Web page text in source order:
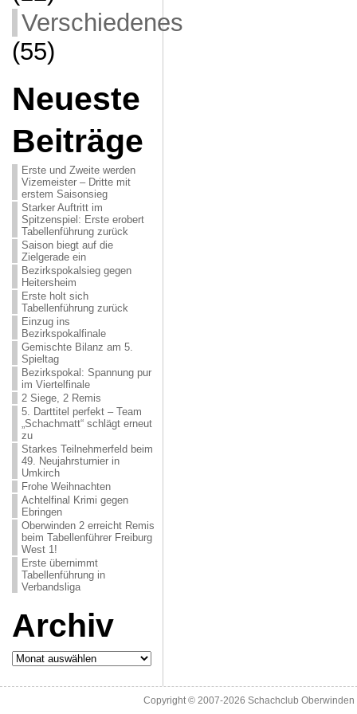
Verschiedenes
(55)
Neueste
Beiträge
Erste und Zweite werden
Vizemeister – Dritte mit
erstem Saisonsieg
Starker Auftritt im
Spitzenspiel: Erste erobert
Tabellenführung zurück
Saison biegt auf die
Zielgerade ein
Bezirkspokalsieg gegen
Heitersheim
Erste holt sich
Tabellenführung zurück
Einzug ins
Bezirkspokalfinale
Gemischte Bilanz am 5.
Spieltag
Bezirkspokal: Spannung pur
im Viertelfinale
2 Siege, 2 Remis
5. Darttitel perfekt – Team
„Schachmatt“ schlägt erneut
zu
Starkes Teilnehmerfeld beim
49. Neujahrsturnier in
Umkirch
Frohe Weihnachten
Achtelfinal Krimi gegen
Ebringen
Oberwinden 2 erreicht Remis
beim Tabellenführer Freiburg
West 1!
Erste übernimmt
Tabellenführung in
Verbandsliga
Archiv
Archiv
Copyright © 2007-2026Schachclub Oberwinden